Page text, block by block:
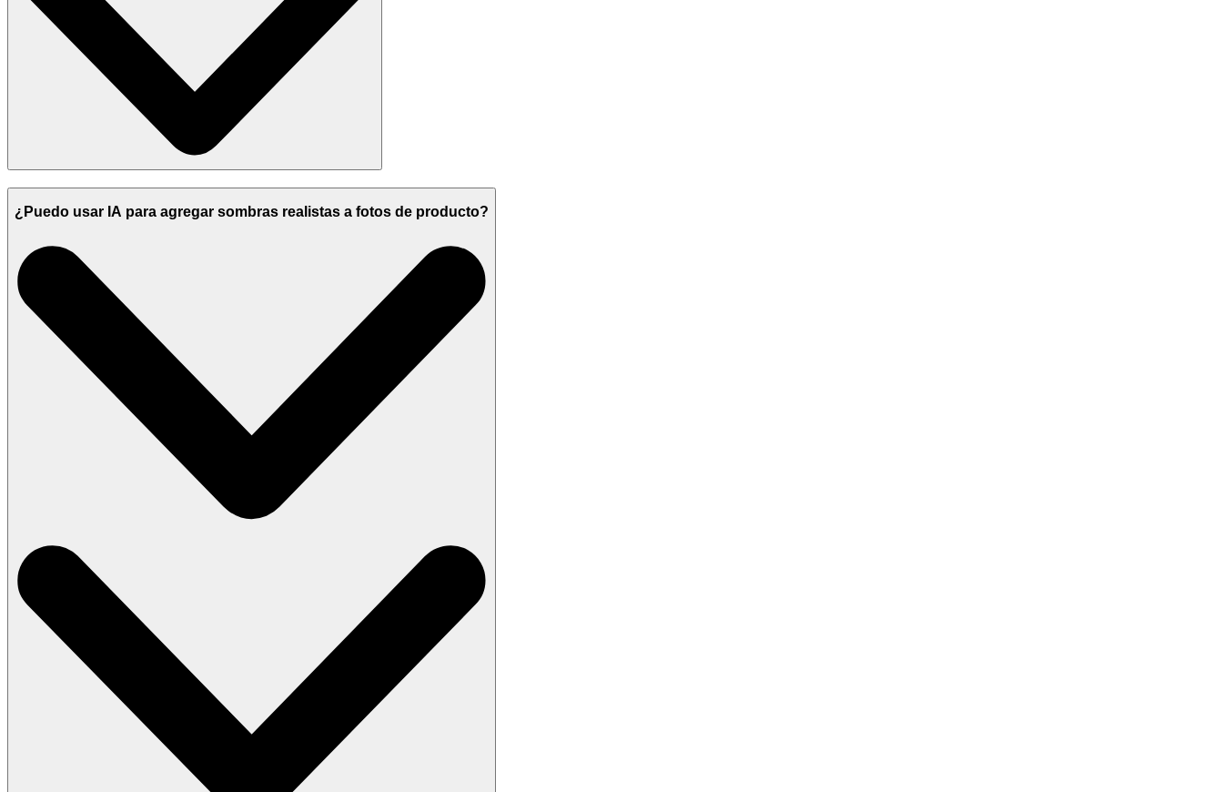
¿Puedo usar IA para agregar sombras realistas a fotos de producto?